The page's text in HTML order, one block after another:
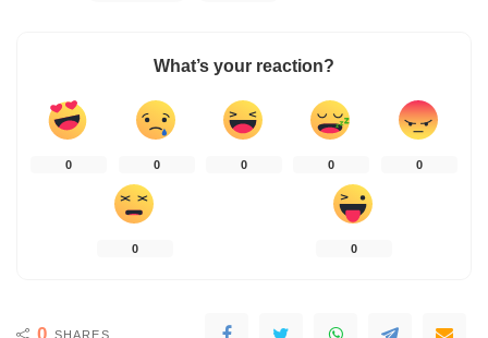
What’s your reaction?
0 0 0 0 0
0 0
SHARES